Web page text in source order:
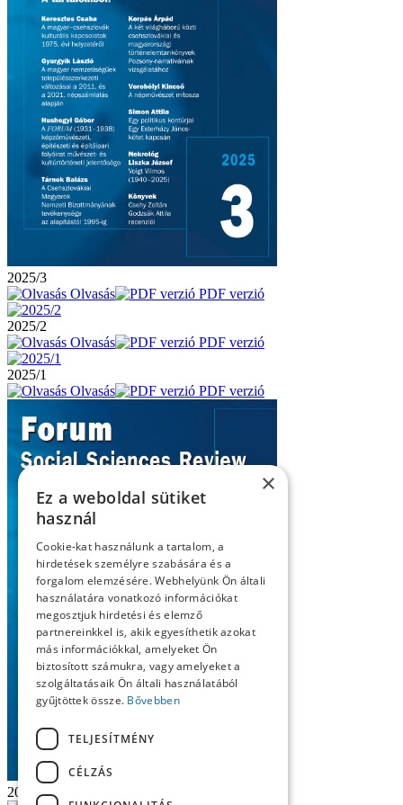
2025/3
Olvasás
PDF verzió
2025/2
Olvasás
PDF verzió
2025/1
Olvasás
PDF verzió
2024/5
×
Ez a weboldal sütiket
használ
Cookie-kat használunk a tartalom, a
hirdetések személyre szabására és a
forgalom elemzésére. Webhelyünk Ön általi
használatára vonatkozó információkat
megosztjuk hirdetési és elemző
partnereinkkel is, akik egyesíthetik azokat
más információkkal, amelyeket Ön
biztosított számukra, vagy amelyeket a
szolgáltatásaik Ön általi használatából
gyűjtöttek össze. Bővebben
TELJESÍTMÉNY
CÉLZÁS